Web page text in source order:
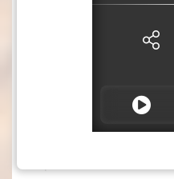
dei nuovi iscritti a
donne, segno di un
femminile nel settore.
attente alla qualità,